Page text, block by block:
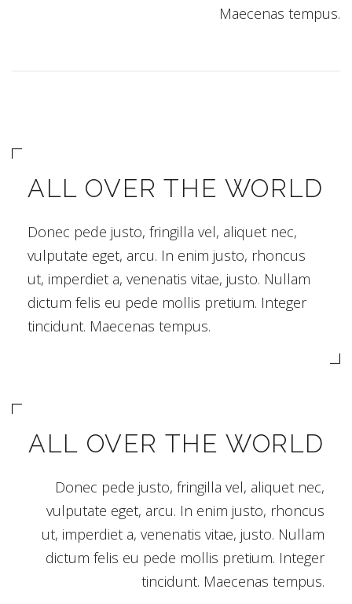
Maecenas tempus.
ALL OVER THE WORLD
Donec pede justo, fringilla vel, aliquet nec,
vulputate eget, arcu. In enim justo, rhoncus
ut, imperdiet a, venenatis vitae, justo. Nullam
dictum felis eu pede mollis pretium. Integer
tincidunt. Maecenas tempus.
ALL OVER THE WORLD
Donec pede justo, fringilla vel, aliquet nec,
vulputate eget, arcu. In enim justo, rhoncus
ut, imperdiet a, venenatis vitae, justo. Nullam
dictum felis eu pede mollis pretium. Integer
tincidunt. Maecenas tempus.